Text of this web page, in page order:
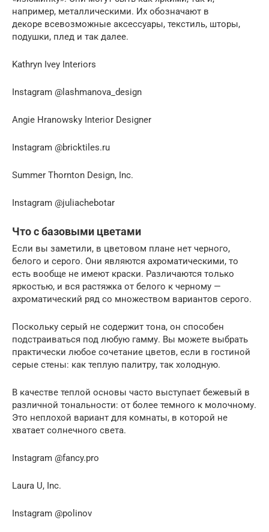
например, металлическими. Их обозначают в
декоре всевозможные аксессуары, текстиль, шторы,
подушки, плед и так далее.
Kathryn Ivey Interiors
Instagram @lashmanova_design
Angie Hranowsky Interior Designer
Instagram @bricktiles.ru
Summer Thornton Design, Inc.
Instagram @juliachebotar
Что с базовыми цветами
Если вы заметили, в цветовом плане нет черного,
белого и серого. Они являются ахроматическими, то
есть вообще не имеют краски. Различаются только
яркостью, и вся растяжка от белого к черному —
ахроматический ряд со множеством вариантов серого.
Поскольку серый не содержит тона, он способен
подстраиваться под любую гамму. Вы можете выбрать
практически любое сочетание цветов, если в гостиной
серые стены: как теплую палитру, так холодную.
В качестве теплой основы часто выступает бежевый в
различной тональности: от более темного к молочному.
Это неплохой вариант для комнаты, в которой не
хватает солнечного света.
Instagram @fancy.pro
Laura U, Inc.
Instagram @polinov